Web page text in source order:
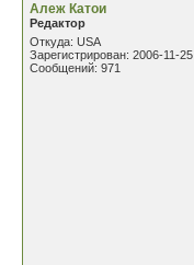
Алеж Катои
Редактор
Откуда: USA
Зарегистрирован: 2006-11-25
Сообщений: 971